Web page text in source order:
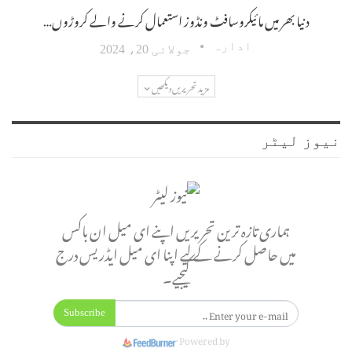
دنیا بھر میں مائیکروسافٹ ونڈوز استعمال کرنے والے کروڑوں…
ادارہ جولائی 20، 2024
مزید تحریریں دیکھیں
نیوز لیٹر
ہماری تازہ ترین تحریریں اپنے ای میل ان باکس
میں حاصل کرنے کے لیے اپنا ای میل ایڈریس درج
کیجیے۔
Subscribe
Powered by